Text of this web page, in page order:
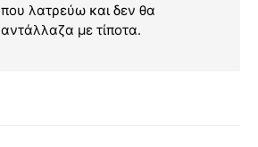
που λατρεύω και δεν θα
αντάλλαζα με τίποτα.